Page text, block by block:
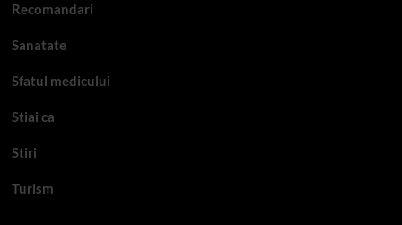
Recomandari
Sanatate
Sfatul medicului
Stiai ca
Stiri
Turism